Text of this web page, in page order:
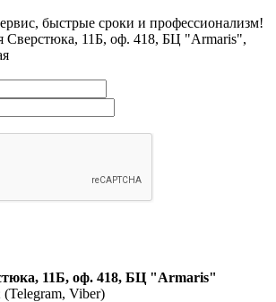
быстрые сроки и профессионализм!
Сверстюка, 11Б, оф. 418, БЦ "Armaris",
11Б, оф. 418, БЦ "Armaris"
Viber)